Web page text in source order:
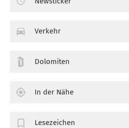
Verkehr
Dolomiten
In der Nähe
Lesezeichen